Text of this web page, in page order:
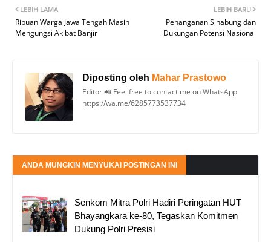
LEBIH BARU
Penanganan Sinabung dan
Dukungan Potensi Nasional
LEBIH LAMA
Ribuan Warga Jawa Tengah Masih
Mengungsi Akibat Banjir
Diposting oleh Mahar Prastowo
Editor 📲 Feel free to contact me on WhatsApp
https://wa.me/6285773537734
ANDA MUNGKIN MENYUKAI POSTINGAN INI
Senkom Mitra Polri Hadiri Peringatan HUT
Bhayangkara ke-80, Tegaskan Komitmen
Dukung Polri Presisi